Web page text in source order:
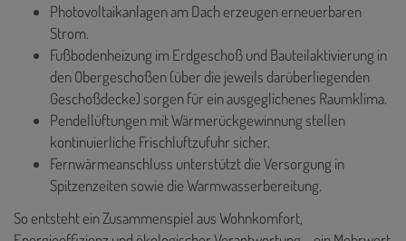
Photovoltaikanlagen am Dach erzeugen erneuerbaren
Strom.
Fußbodenheizung im Erdgeschoß und Bauteilaktivierung in
den Obergeschoßen (über die jeweils darüberliegenden
Geschoßdecke) sorgen für ein ausgeglichenes Raumklima.
Pendellüftungen mit Wärmerückgewinnung stellen
kontinuierliche Frischluftzufuhr sicher.
Fernwärmeanschluss unterstützt die Versorgung in
Spitzenzeiten sowie die Warmwasserbereitung.
So entsteht ein Zusammenspiel aus Wohnkomfort,